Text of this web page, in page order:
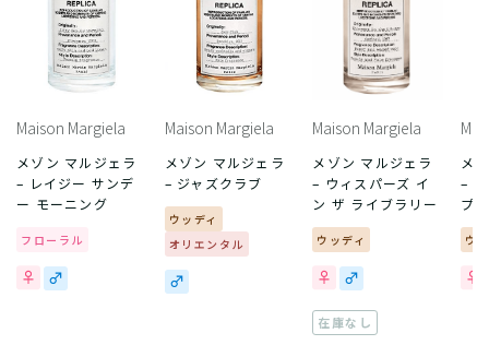
Maison Margiela
メゾン マルジェラ
– レイジー サンデ
ー モーニング
フローラル
Maison Margiela
メゾン マルジェラ
– ジャズクラブ
ウッディ
オリエンタル
Maison Margiela
メゾン マルジェラ
– ウィスパーズ イ
ン ザ ライブラリー
ウッディ
在庫なし
メ
–
プ
ウ